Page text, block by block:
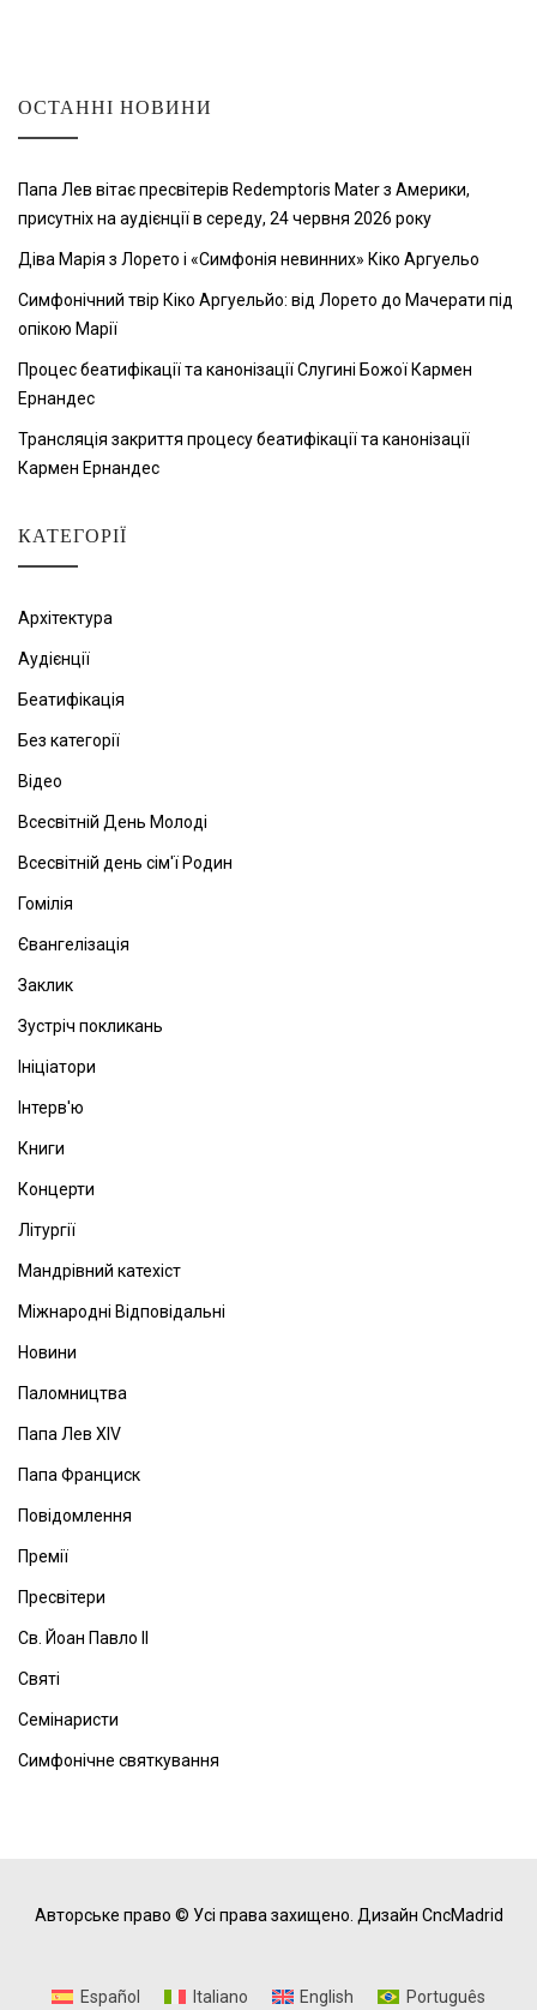
ОСТАННІ НОВИНИ
Папа Лев вітає пресвітерів Redemptoris Mater з Америки,
присутніх на аудієнції в середу, 24 червня 2026 року
Діва Марія з Лорето і «Симфонія невинних» Кіко Аргуельо
Симфонічний твір Кіко Аргуельйо: від Лорето до Мачерати під
опікою Марії
Процес беатифікації та канонізації Слугині Божої Кармен
Ернандес
Трансляція закриття процесу беатифікації та канонізації
Кармен Ернандес
КАТЕГОРІЇ
Архітектура
Аудієнції
Беатифікація
Без категорії
Відео
Всесвітній День Молоді
Всесвітній день сім'ї Родин
Гомілія
Євангелізація
Заклик
Зустріч покликань
Ініціатори
Інтерв'ю
Книги
Концерти
Літургії
Мандрівний катехіст
Міжнародні Відповідальні
Новини
Паломництва
Папа Лев ХІV
Папа Франциск
Повідомлення
Премії
Пресвітери
Св. Йоан Павло ІІ
Святі
Семінаристи
Симфонічне святкування
Авторське право © Усі права захищено. Дизайн CncMadrid
Español Italiano English Português